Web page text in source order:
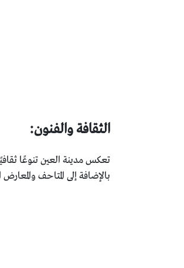
الثقافة والفنون:
تعكس مدينة العين تنوعًا
بالإضافة إلى المتاحف